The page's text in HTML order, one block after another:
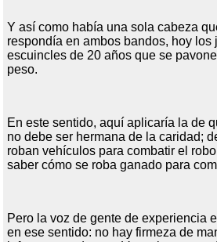
Y así como había una sola cabeza
respondía en ambos bandos, hoy los
escuincles de 20 años que se
peso.
En este sentido, aquí aplicaría la de
no debe ser hermana de la caridad;
roban vehículos para combatir el
saber cómo se roba ganado para
Pero la voz de gente de experiencia
en ese sentido: no hay firmeza de